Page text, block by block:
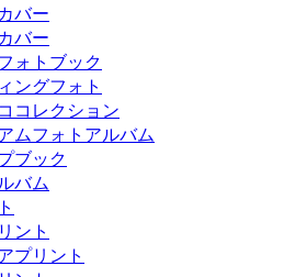
バー
バー
ォトブック
ングフォト
コレクション
ムフォトアルバム
ブック
バム
ント
プリント